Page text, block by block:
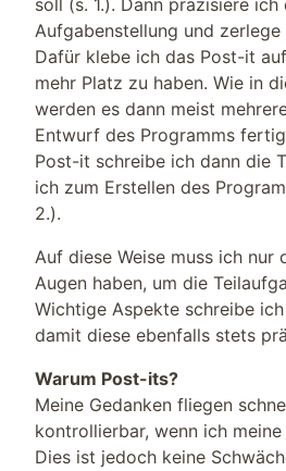
soll (s. 1.). Dann präzisiere ich
Aufgabenstellung und
Dafür klebe ich das Post-it
mehr Platz zu haben. Wie in
werden es dann meist
Entwurf des Programms
Post-it schreibe ich dann die
ich zum Erstellen des
2.).
Auf diese Weise muss ich nur
Augen haben, um die
Wichtige Aspekte schreibe
damit diese ebenfalls stets
Warum Post-its?
Meine Gedanken fliegen
kontrollierbar, wenn ich
Dies ist jedoch keine